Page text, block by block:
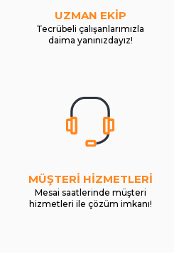
UZMAN EKİP
Tecrübeli çalışanlarımızla
daima yanınızdayız!
MÜŞTERİ HİZMETLERİ
Mesai saatlerinde müşteri
hizmetleri ile çözüm imkanı!